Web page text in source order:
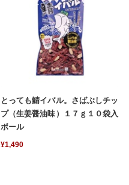
とっても鯖イバル。さばぶしチッ
プ（生姜醤油味）１７ｇ１０袋入
ボール
¥1,490